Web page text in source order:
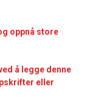
oppnå store
å legge denne
eller